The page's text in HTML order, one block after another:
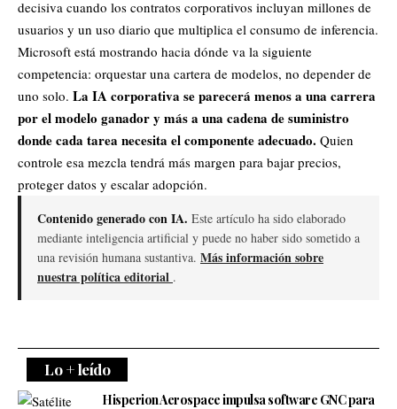
decisiva cuando los contratos corporativos incluyan millones de
usuarios y un uso diario que multiplica el consumo de inferencia.
Microsoft está mostrando hacia dónde va la siguiente
competencia: orquestar una cartera de modelos, no depender de
uno solo. La IA corporativa se parecerá menos a una carrera
por el modelo ganador y más a una cadena de suministro
donde cada tarea necesita el componente adecuado. Quien
controle esa mezcla tendrá más margen para bajar precios,
proteger datos y escalar adopción.
Contenido generado con IA. Este artículo ha sido elaborado
mediante inteligencia artificial y puede no haber sido sometido a
una revisión humana sustantiva. Más información sobre
nuestra política editorial .
Lo + leído
Hisperion Aerospace impulsa software GNC para